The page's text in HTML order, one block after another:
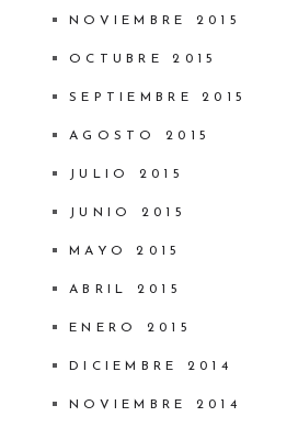
NOVIEMBRE 2015
OCTUBRE 2015
SEPTIEMBRE 2015
AGOSTO 2015
JULIO 2015
JUNIO 2015
MAYO 2015
ABRIL 2015
ENERO 2015
DICIEMBRE 2014
NOVIEMBRE 2014